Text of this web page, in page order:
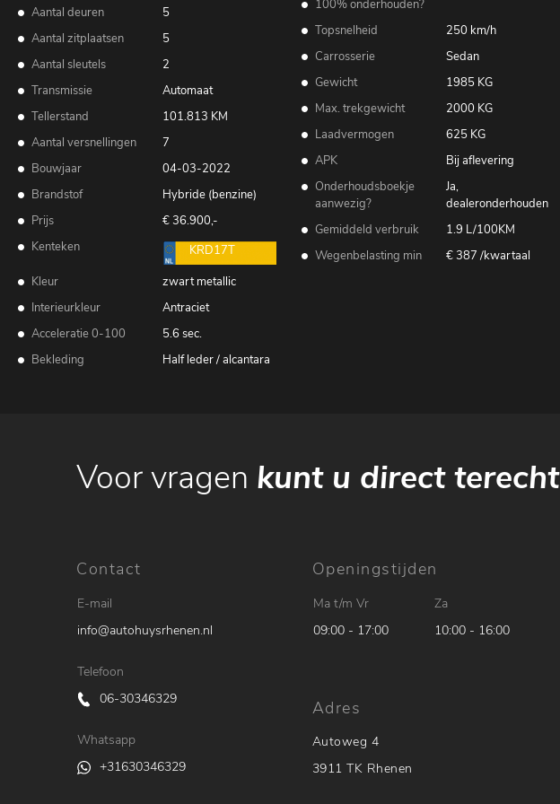
Aantal deuren
5
Aantal zitplaatsen
5
Aantal sleutels
2
Transmissie
Automaat
Tellerstand
101.813 KM
Aantal versnellingen
7
Bouwjaar
04-03-2022
Brandstof
Hybride (benzine)
Prijs
€ 36.900,-
Kenteken
KRD17T
Kleur
zwart metallic
Interieurkleur
Antraciet
Acceleratie 0-100
5.6 sec.
Bekleding
Half leder / alcantara
100% onderhouden?
Topsnelheid
250 km/h
Carrosserie
Sedan
Gewicht
1985 KG
Max. trekgewicht
2000 KG
Laadvermogen
625 KG
APK
Bij aflevering
Onderhoudsboekje
aanwezig?
Ja,
dealeronderhouden
Gemiddeld verbruik
1.9 L/100KM
Wegenbelasting min
€ 387 /kwartaal
Voor vragen kunt u direct terecht
Contact
E-mail
info@autohuysrhenen.nl
Telefoon
06-30346329
Whatsapp
+31630346329
Openingstijden
Ma t/m Vr
09:00 - 17:00
Za
10:00 - 16:00
Adres
Autoweg 4
3911 TK Rhenen